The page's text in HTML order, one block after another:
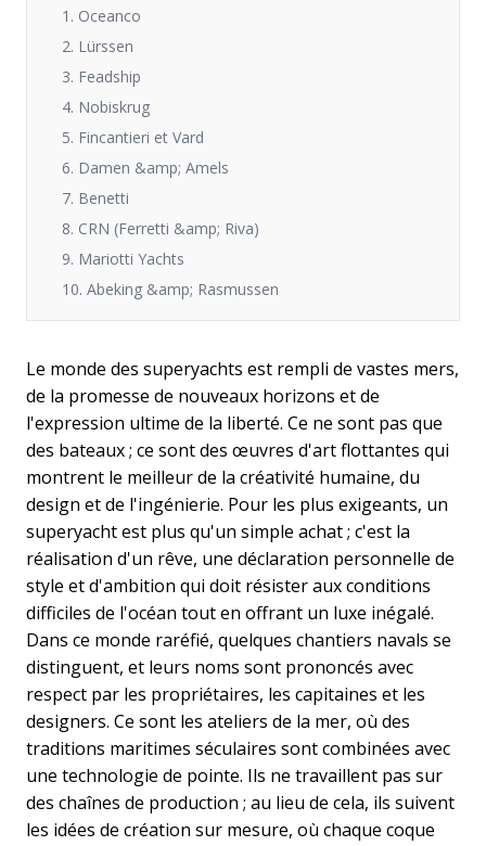
1. Oceanco
2. Lürssen
3. Feadship
4. Nobiskrug
5. Fincantieri et Vard
6. Damen &amp; Amels
7. Benetti
8. CRN (Ferretti &amp; Riva)
9. Mariotti Yachts
10. Abeking &amp; Rasmussen
Le monde des superyachts est rempli de vastes mers,
de la promesse de nouveaux horizons et de
l'expression ultime de la liberté. Ce ne sont pas que
des bateaux ; ce sont des œuvres d'art flottantes qui
montrent le meilleur de la créativité humaine, du
design et de l'ingénierie. Pour les plus exigeants, un
superyacht est plus qu'un simple achat ; c'est la
réalisation d'un rêve, une déclaration personnelle de
style et d'ambition qui doit résister aux conditions
difficiles de l'océan tout en offrant un luxe inégalé.
Dans ce monde raréfié, quelques chantiers navals se
distinguent, et leurs noms sont prononcés avec
respect par les propriétaires, les capitaines et les
designers. Ce sont les ateliers de la mer, où des
traditions maritimes séculaires sont combinées avec
une technologie de pointe. Ils ne travaillent pas sur
des chaînes de production ; au lieu de cela, ils suivent
les idées de création sur mesure, où chaque coque